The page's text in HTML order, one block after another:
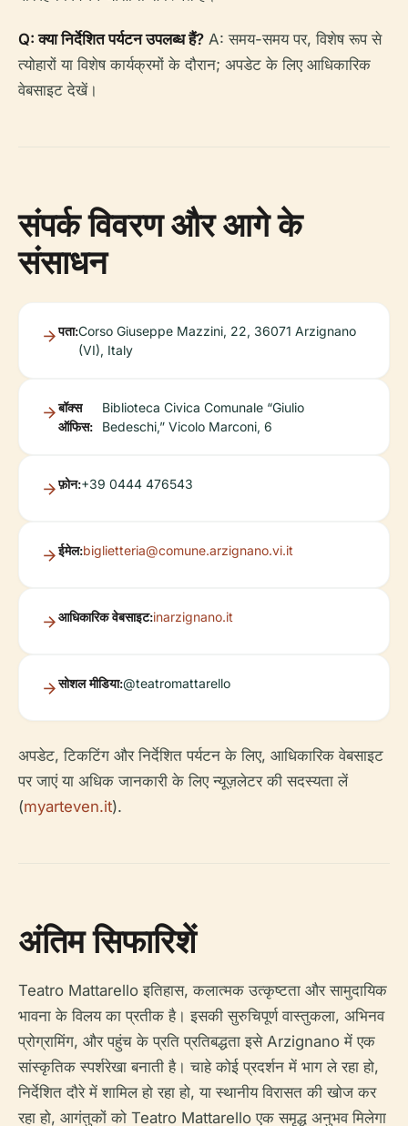
Q: क्या निर्देशित पर्यटन उपलब्ध हैं? A: समय-समय पर, विशेष रूप से
त्योहारों या विशेष कार्यक्रमों के दौरान; अपडेट के लिए आधिकारिक
वेबसाइट देखें।
संपर्क विवरण और आगे के
संसाधन
पता:Corso Giuseppe Mazzini, 22, 36071 Arzignano
(VI), Italy
बॉक्स
ऑफिस:
Biblioteca Civica Comunale “Giulio
Bedeschi,” Vicolo Marconi, 6
फ़ोन:+39 0444 476543
ईमेल:biglietteria@comune.arzignano.vi.it
आधिकारिक वेबसाइट:inarzignano.it
सोशल मीडिया:@teatromattarello
अपडेट, टिकटिंग और निर्देशित पर्यटन के लिए, आधिकारिक वेबसाइट
पर जाएं या अधिक जानकारी के लिए न्यूज़लेटर की सदस्यता लें
(myarteven.it).
अंतिम सिफारिशें
Teatro Mattarello इतिहास, कलात्मक उत्कृष्टता और सामुदायिक
भावना के विलय का प्रतीक है। इसकी सुरुचिपूर्ण वास्तुकला, अभिनव
प्रोग्रामिंग, और पहुंच के प्रति प्रतिबद्धता इसे Arzignano में एक
सांस्कृतिक स्पर्शरेखा बनाती है। चाहे कोई प्रदर्शन में भाग ले रहा हो,
निर्देशित दौरे में शामिल हो रहा हो, या स्थानीय विरासत की खोज कर
रहा हो, आगंतुकों को Teatro Mattarello एक समृद्ध अनुभव मिलेगा